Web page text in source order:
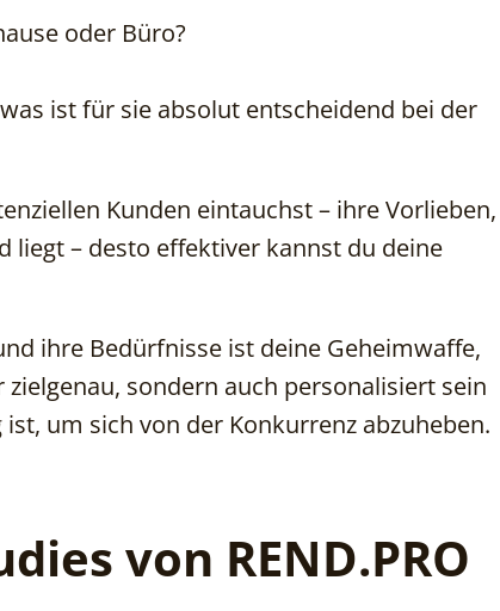
oder Büro?
ist für sie absolut entscheidend bei der
Kunden eintauchst – ihre Vorlieben,
liegt – desto effektiver kannst du deine
ihre Bedürfnisse ist deine Geheimwaffe,
sondern auch personalisiert sein
um sich von der Konkurrenz abzuheben.
von REND.PRO